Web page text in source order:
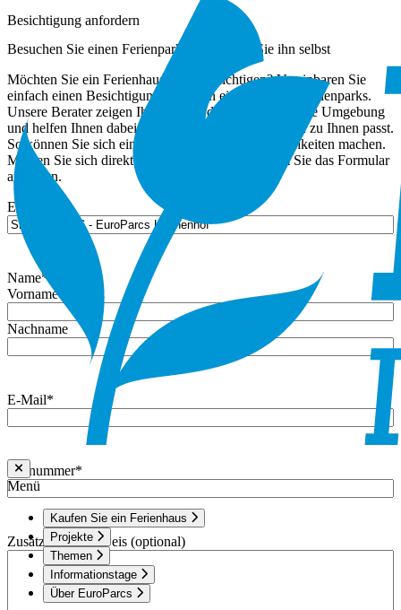
Menü
Kaufen Sie ein Ferienhaus
Projekte
Themen
Informationstage
Über EuroParcs
Besichtigung anfordern
Besuchen Sie einen Ferienpark und erleben Sie ihn selbst
Möchten Sie ein Ferienhaus selbst besichtigen? Vereinbaren Sie
einfach einen Besichtigungstermin in einem unserer Ferienparks.
Unsere Berater zeigen Ihnen gerne die Häuser und ihre Umgebung
und helfen Ihnen dabei, zu überlegen, was am besten zu Ihnen passt.
So können Sie sich ein klares Bild von den Möglichkeiten machen.
Melden Sie sich direkt für einen Termin an, indem Sie das Formular
ausfüllen.
Eigentum
Name*
Vorname
Nachname
E-Mail*
Rufnummer*
Zusätzlicher Hinweis (optional)